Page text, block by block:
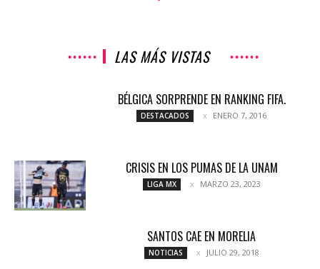
LAS MÁS VISTAS
BÉLGICA SORPRENDE EN RANKING FIFA.
DESTACADOS ENERO 7, 2016
CRISIS EN LOS PUMAS DE LA UNAM
LIGA MX MARZO 23, 2023
SANTOS CAE EN MORELIA
NOTICIAS JULIO 29, 2018